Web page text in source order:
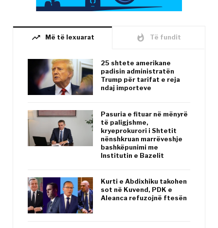
trending_up Më të lexuarat whatshot Të fundit
25 shtete amerikane
padisin administratën
Trump për tarifat e reja
ndaj importeve
Pasuria e fituar në mënyrë
të paligjshme,
kryeprokurori i Shtetit
nënshkruan marrëveshje
bashkëpunimi me
Institutin e Bazelit
Kurti e Abdixhiku takohen
sot në Kuvend, PDK e
Aleanca refuzojnë ftesën